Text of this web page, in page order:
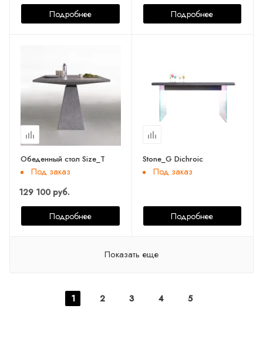
Подробнее Подробнее
Обеденный стол Size_T
Под заказ
129 100 руб.
Подробнее
Stone_G Dichroic
Под заказ
Подробнее
Показать еще
1 2 3 4 5